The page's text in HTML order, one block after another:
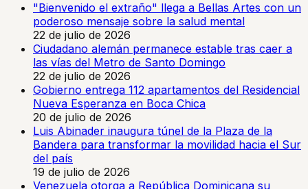
"Bienvenido el extraño" llega a Bellas Artes con un
poderoso mensaje sobre la salud mental
22 de julio de 2026
Ciudadano alemán permanece estable tras caer a
las vías del Metro de Santo Domingo
22 de julio de 2026
Gobierno entrega 112 apartamentos del Residencial
Nueva Esperanza en Boca Chica
20 de julio de 2026
Luis Abinader inaugura túnel de la Plaza de la
Bandera para transformar la movilidad hacia el Sur
del país
19 de julio de 2026
Venezuela otorga a República Dominicana su